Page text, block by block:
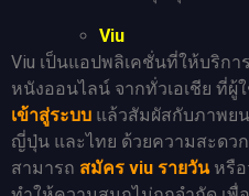
Viu
Viu เป็นแอปพลิเคชั่นที่ให้บริก
หนังออนไลน์ จากทั่วเอเชีย ที่ผู้
เข้าสู่ระบบ แล้วสัมผัสกับภาพย
ญี่ปุ่น และไทย ด้วยความสะดว
สามารถ สมัคร viu รายวันหรือ